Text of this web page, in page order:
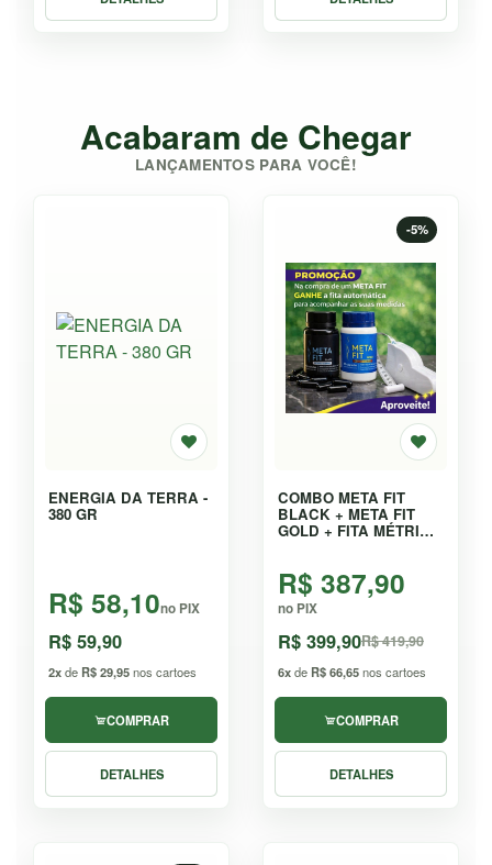
Acabaram de Chegar
LANÇAMENTOS PARA VOCÊ!
ENERGIA DA TERRA -
380 GR
R$ 58,10no PIX
R$ 59,90
2xde R$ 29,95nos cartoes
COMPRAR
DETALHES
-5%
COMBO META FIT
BLACK + META FIT
GOLD + FITA MÉTRICA
R$ 387,90
no PIX
R$ 399,90R$ 419,90
6xde R$ 66,65nos cartoes
COMPRAR
DETALHES